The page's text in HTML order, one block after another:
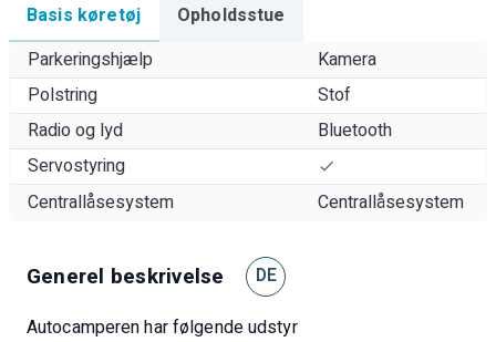
Basis køretøj
Opholdsstue
Parkeringshjælp
Kamera
Polstring
Stof
Radio og lyd
Bluetooth
Servostyring
Centrallåsesystem
Centrallåsesystem
Generel beskrivelse DE
Autocamperen har følgende udstyr